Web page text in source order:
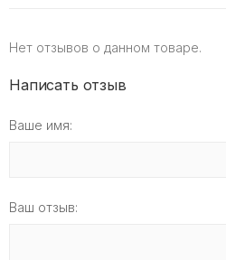
Нет отзывов о данном товаре.
Написать отзыв
Ваше имя:
Ваш отзыв: